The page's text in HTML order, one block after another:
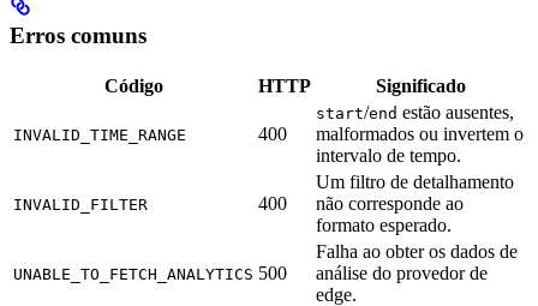
Erros comuns
Código HTTP Significado
INVALID_TIME_RANGE 400
start/end estão ausentes,
malformados ou invertem o
intervalo de tempo.
INVALID_FILTER 400
Um filtro de detalhamento
não corresponde ao
formato esperado.
UNABLE_TO_FETCH_ANALYTICS 500
Falha ao obter os dados de
análise do provedor de
edge.